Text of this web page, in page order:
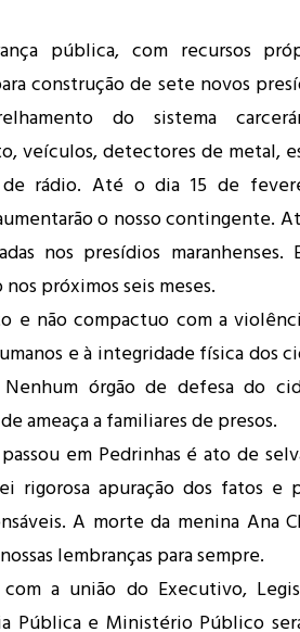
pública, com recursos
construção de sete novos
do sistema
veículos, detectores de metal,
de rádio. Até o dia 15 de
o nosso contingente.
nos presídios maranhenses.
próximos seis meses.
e não compactuo com a
e à integridade física dos
órgão de defesa do
ameaça a familiares de presos.
em Pedrinhas é ato de
rigorosa apuração dos fatos e
A morte da menina Ana
lembranças para sempre.
a união do Executivo,
Pública e Ministério Público